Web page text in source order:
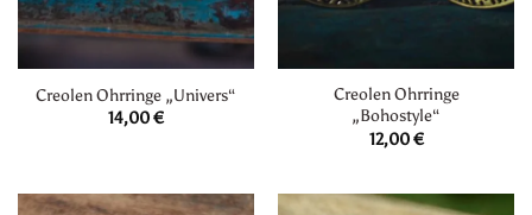
Creolen Ohrringe „Univers“
14,00€
Creolen Ohrringe
„Bohostyle“
12,00€